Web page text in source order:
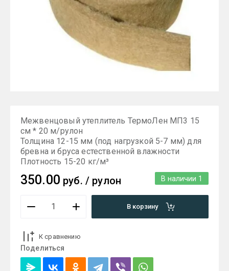
Межвенцовый утеплитель ТермоЛен МП3 15
см * 20 м/рулон
Толщина 12-15 мм (под нагрузкой 5-7 мм) для
бревна и бруса естественной влажности
Плотность 15-20 кг/м³
В наличии 1
350.00 руб. / рулон
В корзину
К сравнению
Поделиться